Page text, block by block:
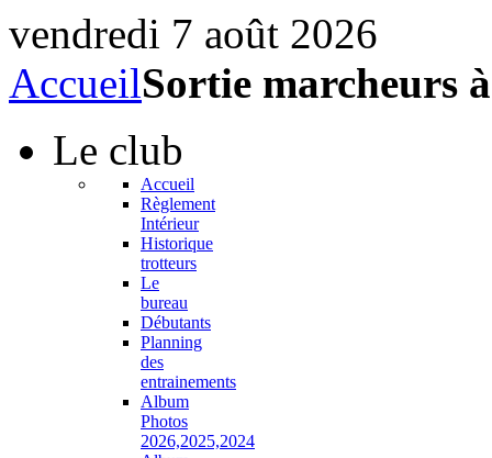
vendredi 7 août 2026
AccueilSortie marcheurs
Le club
Accueil
Règlement
Intérieur
Historique
trotteurs
Le
bureau
Débutants
Planning
des
entrainements
Album
Photos
2026,2025,2024